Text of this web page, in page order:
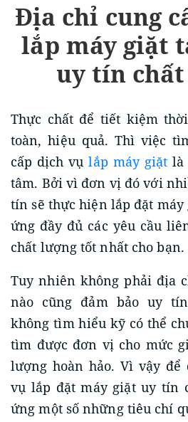
Địa chỉ cung
lắp máy giặt
uy tín
Thực chất để tiết kiệm
toàn, hiệu quả. Thì việc
cấp dịch vụlắp máy giặt là
tâm. Bởi vì đơn vị đó với
tín sẽ thực hiện lắp đặt máy
ứng đầy đủ các yêu cầu
chất lượng tốt nhất cho bạn.
Tuy nhiên không phải địa
nào cũng đảm bảo uy
không tìm hiểu kỹ có thể
tìm được đơn vị cho mức
lượng hoàn hảo. Vì vậy
vụ lắp đặt máy giặt uy tín
ứng một số những tiêu chí